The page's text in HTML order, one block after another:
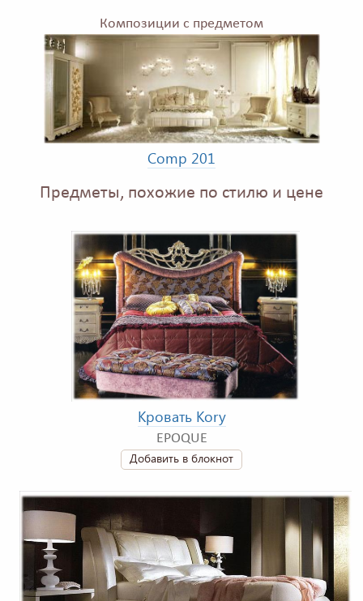
Композиции с предметом
Comp 201
Предметы, похожие по стилю и цене
Кровать Kory
EPOQUE
Добавить в блокнот